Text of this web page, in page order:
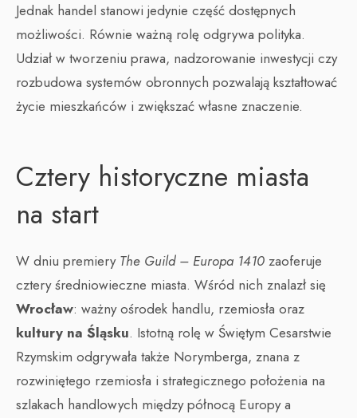
Jednak handel stanowi jedynie część dostępnych
możliwości. Równie ważną rolę odgrywa polityka.
Udział w tworzeniu prawa, nadzorowanie inwestycji czy
rozbudowa systemów obronnych pozwalają kształtować
życie mieszkańców i zwiększać własne znaczenie.
Cztery historyczne miasta
na start
W dniu premiery The Guild – Europa 1410 zaoferuje
cztery średniowieczne miasta. Wśród nich znalazł się
Wrocław: ważny ośrodek handlu, rzemiosła oraz
kultury na Śląsku. Istotną rolę w Świętym Cesarstwie
Rzymskim odgrywała także Norymberga, znana z
rozwiniętego rzemiosła i strategicznego położenia na
szlakach handlowych między północą Europy a